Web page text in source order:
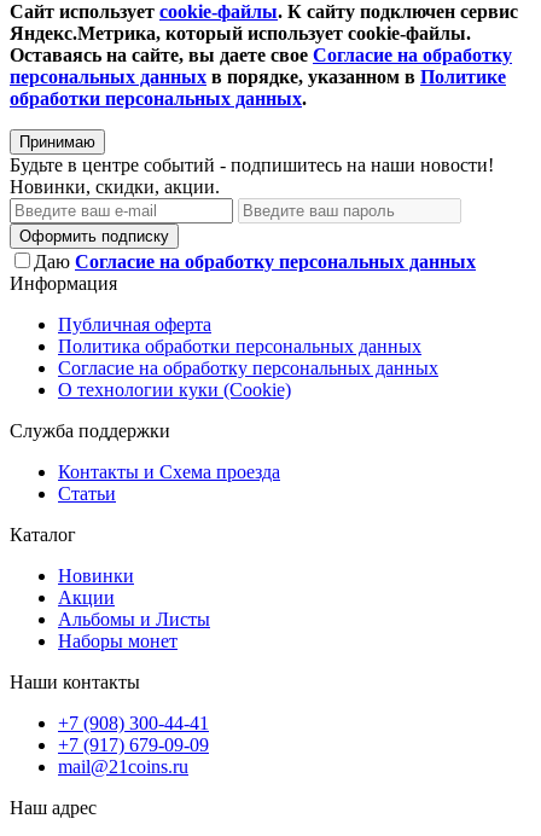
Сайт использует cookie-файлы. К cайту подключен сервис
Яндекс.Метрика, который использует cookie-файлы.
Оставаясь на сайте, вы даете свое Согласие на обработку
персональных данных в порядке, указанном в Политике
обработки персональных данных.
Принимаю
Будьте в центре событий - подпишитесь на наши новости!
Новинки, скидки, акции.
Оформить подписку
Даю Согласие на обработку персональных данных
Информация
Публичная оферта
Политика обработки персональных данных
Согласие на обработку персональных данных
О технологии куки (Cookie)
Служба поддержки
Контакты и Схема проезда
Статьи
Каталог
Новинки
Акции
Альбомы и Листы
Наборы монет
Наши контакты
+7 (908) 300-44-41
+7 (917) 679-09-09
mail@21coins.ru
Наш адрес